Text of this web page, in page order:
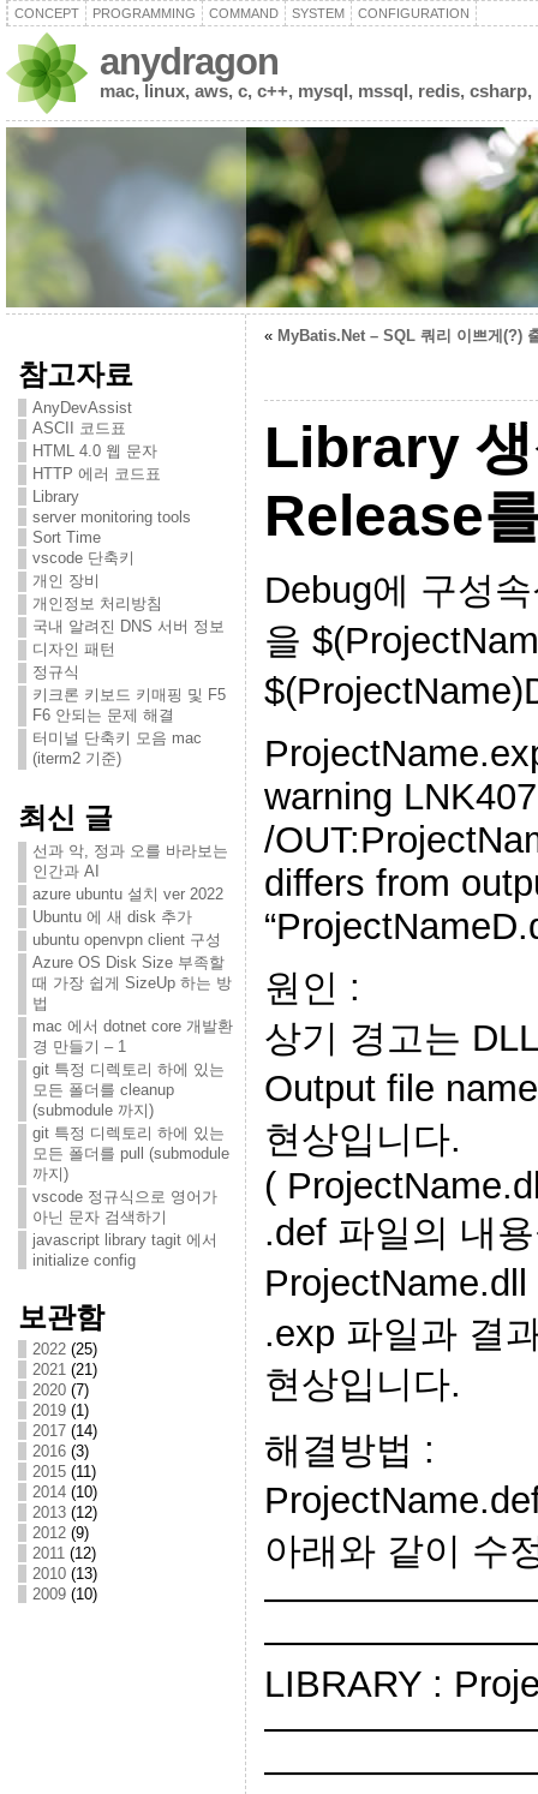
CONCEPT PROGRAMMING COMMAND SYSTEM CONFIGURATION
anydragon
mac, linux, aws, c, c++, mysql, mssql, redis,
참고자료
AnyDevAssist
ASCII 코드표
HTML 4.0 웹 문자
HTTP 에러 코드표
Library
server monitoring tools
Sort Time
vscode 단축키
개인 장비
개인정보 처리방침
국내 알려진 DNS 서버 정보
디자인 패턴
정규식
키크론 키보드 키매핑 및 F5
F6 안되는 문제 해결
터미널 단축키 모음 mac
(iterm2 기준)
최신 글
선과 악, 정과 오를 바라보는
인간과 AI
azure ubuntu 설치 ver 2022
Ubuntu 에 새 disk 추가
ubuntu openvpn client 구성
Azure OS Disk Size 부족할
때 가장 쉽게 SizeUp 하는 방
법
mac 에서 dotnet core 개발환
경 만들기 – 1
git 특정 디렉토리 하에 있는
모든 폴더를 cleanup
(submodule 까지)
git 특정 디렉토리 하에 있는
모든 폴더를 pull (submodule
까지)
vscode 정규식으로 영어가
아닌 문자 검색하기
javascript library tagit 에서
initialize config
보관함
2022(25)
2021(21)
2020(7)
2019(1)
2017(14)
2016(3)
2015(11)
2014(10)
2013(12)
2012(9)
2011(12)
2010(13)
2009(10)
« MyBatis.Net – SQL 쿼리 이쁘게(?)
Library
Release
Debug에 구성
을
warning
/
differs from
원인 :
상기 경고는
Output file
현상입니다.
(
.def 파일의 내
.exp 파일과 결
현상입니다.
해결방법 :
아래와 같이 수
LIBRARY :